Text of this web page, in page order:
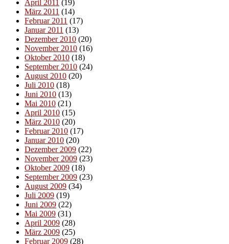
April 2011 (19)
März 2011 (14)
Februar 2011 (17)
Januar 2011 (13)
Dezember 2010 (20)
November 2010 (16)
Oktober 2010 (18)
September 2010 (24)
August 2010 (20)
Juli 2010 (18)
Juni 2010 (13)
Mai 2010 (21)
April 2010 (15)
März 2010 (20)
Februar 2010 (17)
Januar 2010 (20)
Dezember 2009 (22)
November 2009 (23)
Oktober 2009 (18)
September 2009 (23)
August 2009 (34)
Juli 2009 (19)
Juni 2009 (22)
Mai 2009 (31)
April 2009 (28)
März 2009 (25)
Februar 2009 (28)